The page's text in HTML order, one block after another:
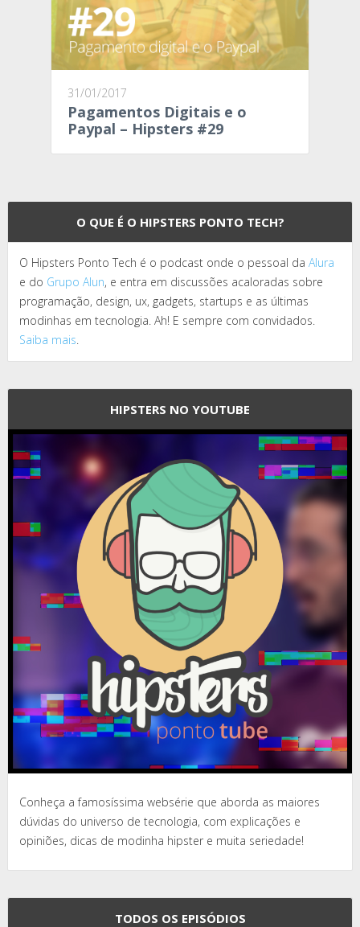
31/01/2017
Pagamentos Digitais e o
Paypal – Hipsters #29
O QUE É O HIPSTERS PONTO TECH?
O Hipsters Ponto Tech é o podcast onde o pessoal da Alura
e do Grupo Alun, e entra em discussões acaloradas sobre
programação, design, ux, gadgets, startups e as últimas
modinhas em tecnologia. Ah! E sempre com convidados.
Saiba mais.
HIPSTERS NO YOUTUBE
Conheça a famosíssima websérie que aborda as maiores
dúvidas do universo de tecnologia, com explicações e
opiniões, dicas de modinha hipster e muita seriedade!
TODOS OS EPISÓDIOS